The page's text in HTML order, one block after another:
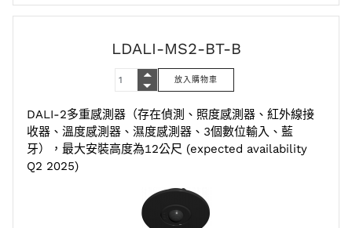
LDALI-MS2-BT-B
DALI-2多重感測器（存在偵測、照度感測器、紅外線接
收器、溫度感測器、濕度感測器、3個數位輸入、藍
牙），最大安裝高度為12公尺 (expected availability
Q2 2025)